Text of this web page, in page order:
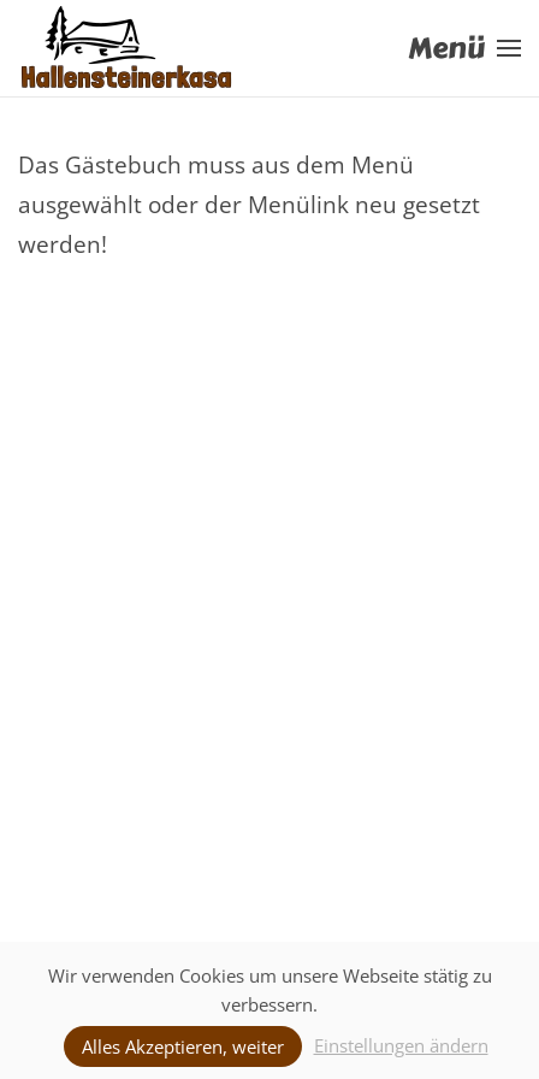
Zum Hauptinhalt springen
Menü
Das Gästebuch muss aus dem Menü
ausgewählt oder der Menülink neu gesetzt
werden!
Unverbindliche Anfrage
Wir verwenden Cookies um unsere Webseite stätig zu
verbessern.
Alles Akzeptieren, weiter
Einstellungen ändern